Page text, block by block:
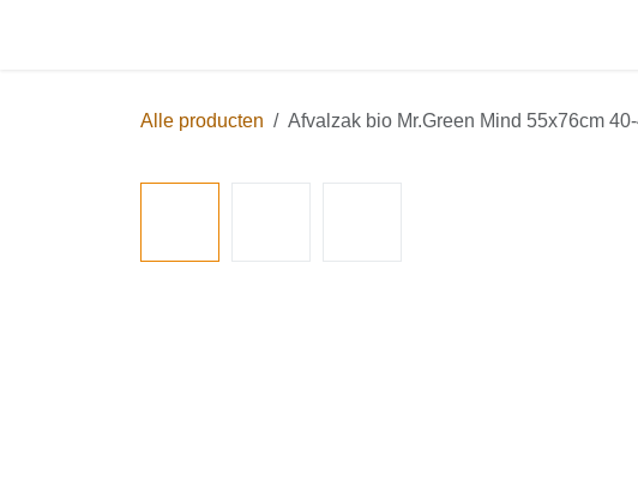
Alle producten Afvalzak bio Mr.Green Mind 55x76cm